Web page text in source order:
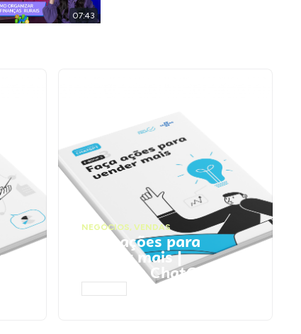
07:43
NEGÓCIOS, VENDAS
Faça ações para
vender mais |
Prompts ChatGPT